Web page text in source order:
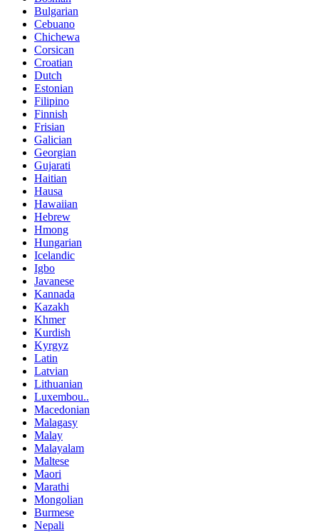
Bulgarian
Cebuano
Chichewa
Corsican
Croatian
Dutch
Estonian
Filipino
Finnish
Frisian
Galician
Georgian
Gujarati
Haitian
Hausa
Hawaiian
Hebrew
Hmong
Hungarian
Icelandic
Igbo
Javanese
Kannada
Kazakh
Khmer
Kurdish
Kyrgyz
Latin
Latvian
Lithuanian
Luxembou..
Macedonian
Malagasy
Malay
Malayalam
Maltese
Maori
Marathi
Mongolian
Burmese
Nepali